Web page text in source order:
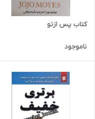
کتاب پس ازتو
ناموجود